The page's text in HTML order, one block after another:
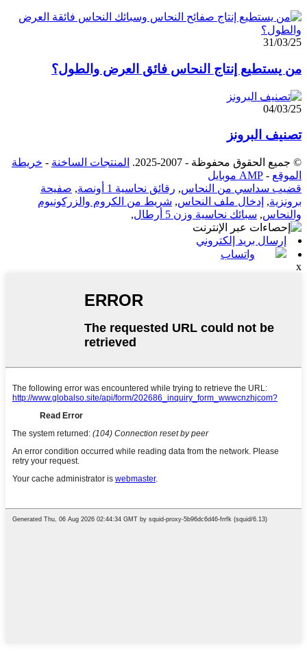
31/03/25
من يستطيع إنتاج النحاس فائق العرض والطول؟
04/03/25
تصنيف البرونز
© جميع الحقوق محفوظة - 2007-2025. المنتجات الساخنة - خريطة
الموقع - AMP موبايل
قضيب سداسي من النحاس, رقائق نحاسية 1 أونصة , صفيحة
برونزية, إدخال ملف النحاس, شريط من الكروم والزركونيوم
والنحاس, سبائك نحاسية وزن 5 أرطال ,
إرسال بريد إلكتروني
واتساب
x